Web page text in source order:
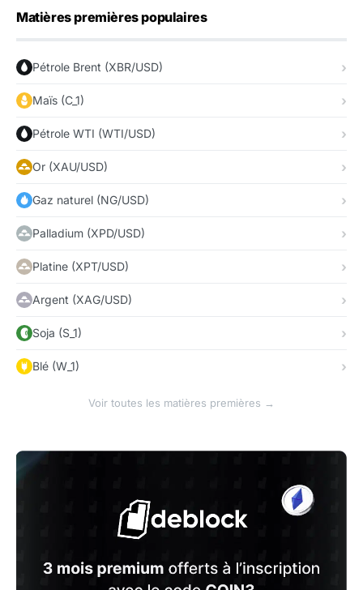
Matières premières populaires
Pétrole Brent (XBR/USD)
Maïs (C_1)
Pétrole WTI (WTI/USD)
Or (XAU/USD)
Gaz naturel (NG/USD)
Palladium (XPD/USD)
Platine (XPT/USD)
Argent (XAG/USD)
Soja (S_1)
Blé (W_1)
Voir toutes les matières premières →